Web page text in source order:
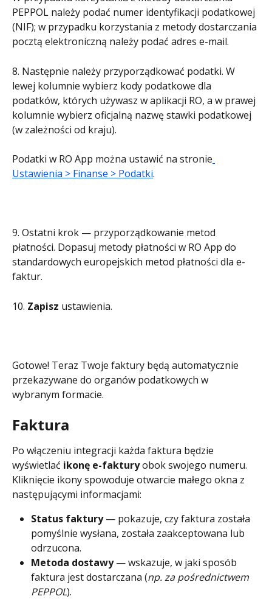
PEPPOL należy podać numer identyfikacji podatkowej
(NIF); w przypadku korzystania z metody dostarczania
pocztą elektroniczną należy podać adres e-mail.
8. Następnie należy przyporządkować podatki. W
lewej kolumnie wybierz kody podatkowe dla
podatków, których używasz w aplikacji RO, a w prawej
kolumnie wybierz oficjalną nazwę stawki podatkowej
(w zależności od kraju).
Podatki w RO App można ustawić na stronie
Ustawienia > Finanse > Podatki.
9. Ostatni krok — przyporządkowanie metod
płatności. Dopasuj metody płatności w RO App do
standardowych europejskich metod płatności dla e-
faktur.
10. Zapisz ustawienia.
Gotowe! Teraz Twoje faktury będą automatycznie
przekazywane do organów podatkowych w
wybranym formacie.
Faktura
Po włączeniu integracji każda faktura będzie
wyświetlać ikonę e-faktury obok swojego numeru.
Kliknięcie ikony spowoduje otwarcie małego okna z
następującymi informacjami:
Status faktury — pokazuje, czy faktura została
pomyślnie wysłana, została zaakceptowana lub
odrzucona.
Metoda dostawy — wskazuje, w jaki sposób
faktura jest dostarczana (np. za pośrednictwem
PEPPOL).